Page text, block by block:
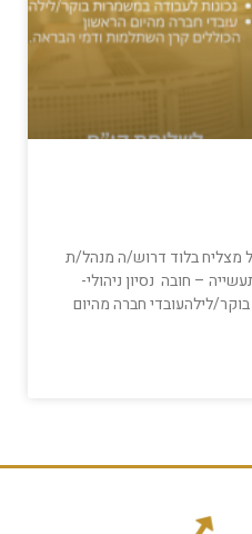
מצליח בלוד דרוש/ה מנהל/ת
– חובה נסיון ניהולי-
לילהעובדי חברה מהיום